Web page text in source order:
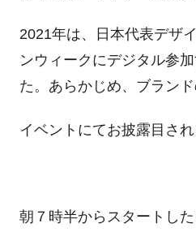
2021年は、日本代表デザ
ンウィークにデジタル参
た。あらかじめ、ブラン
イベントにてお披露目され
朝７時半からスタートした